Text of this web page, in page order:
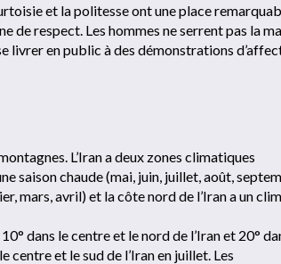
et la politesse ont une place
de respect. Les hommes ne serrent pas la
livrer en public à des démonstrations
L’Iran a deux zones climatiques
saison chaude (mai, juin, juillet, août,
mars, avril) et la côte nord de l’Iran a un
dans le centre et le nord de l’Iran et 20°
centre et le sud de l’Iran en juillet. Les